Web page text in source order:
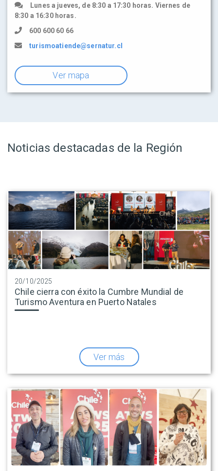
Lunes a jueves, de 8:30 a 17:30 horas. Viernes de
8:30 a 16:30 horas.
600 600 60 66
turismoatiende@sernatur.cl
Ver mapa
Noticias destacadas de la Región
20/10/2025
Chile cierra con éxito la Cumbre Mundial de
Turismo Aventura en Puerto Natales
Ver más